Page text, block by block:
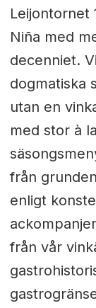
Leijontornet
Niña med
decenniet.
dogmatiska
utan en
med stor à
från
enligt
från vår